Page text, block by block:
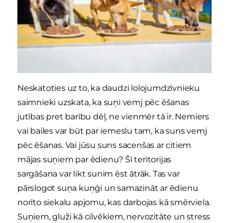
Neskatoties uz to, ka daudzi lolojumdzīvnieku
saimnieki uzskata, ka suņi vemj pēc ēšanas
jutības pret barību dēļ, ne vienmēr tā ir. Nemiers
vai bailes var būt par iemeslu tam, ka suns vemj
pēc ēšanas. Vai jūsu suns sacenšas ar citiem
mājas suņiem par ēdienu? Šī teritorijas
sargāšana var likt sunim ēst ātrāk. Tas var
pārslogot suņa kuņģi un samazināt ar ēdienu
norīto siekalu apjomu, kas darbojas kā smērviela.
Suņiem, gluži kā cilvēkiem, nervozitāte un stress